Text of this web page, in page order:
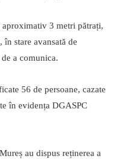
3 metri pătrați,
stare avansată de
a comunica.
56 de persoane, cazate
în evidența DGASPC
au dispus reținerea a